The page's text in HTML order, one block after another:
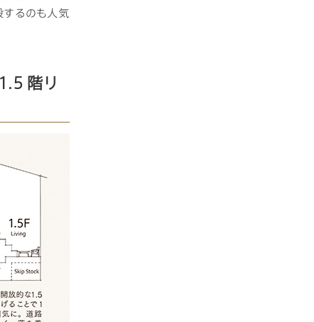
するのも人気
階リ